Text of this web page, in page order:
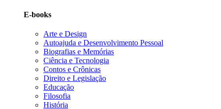
E-books
Arte e Design
Autoajuda e Desenvolvimento Pessoal
Biografias e Memórias
Ciência e Tecnologia
Contos e Crônicas
Direito e Legislação
Educação
Filosofia
História